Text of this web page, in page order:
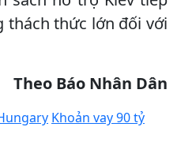
thức lớn đối với
Theo Báo Nhân Dân
Khoản vay 90 tỷ